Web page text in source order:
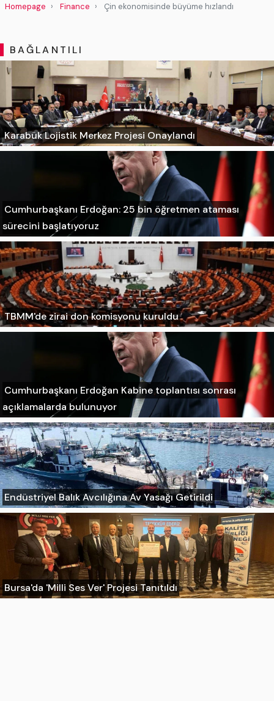
Homepage Finance Çin ekonomisinde büyüme hızlandı
BAĞLANTILI
Karabük Lojistik Merkez Projesi Onaylandı
Cumhurbaşkanı Erdoğan: 25 bin öğretmen ataması
sürecini başlatıyoruz
TBMM'de zirai don komisyonu kuruldu
Cumhurbaşkanı Erdoğan Kabine toplantısı sonrası
açıklamalarda bulunuyor
Endüstriyel Balık Avcılığına Av Yasağı Getirildi
Bursa'da 'Milli Ses Ver' Projesi Tanıtıldı